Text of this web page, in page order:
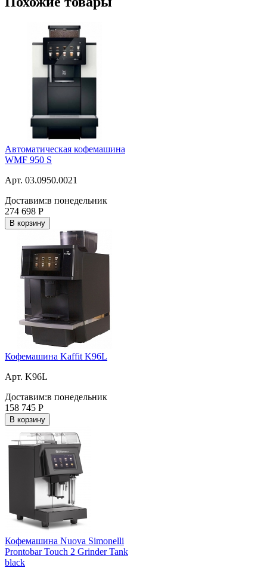
Автоматическая кофемашина
WMF 950 S
Арт. 03.0950.0021
Доставим:в понедельник
274 698 Р
В корзину
Кофемашина Kaffit K96L
Арт. K96L
Доставим:в понедельник
158 745 Р
В корзину
Кофемашина Nuova Simonelli
Prontobar Touch 2 Grinder Tank
black